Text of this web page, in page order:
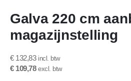
naar
het
begin
de
afbeeldingen-
Galva 220 cm
magazijnstelling
€ 132,83
€ 109,78